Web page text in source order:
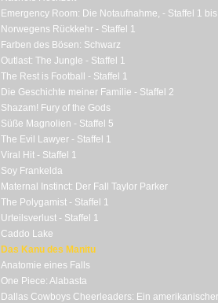
Emergency Room: Die Notaufnahme, - Staffel 1
Norwegens Rückkehr - Staffel 1
Farben des Bösen: Schwarz
Outlast: The Jungle - Staffel 1
The Rest is Football - Staffel 1
Die Geschichte meiner Familie - Staffel 2
Shazam! Fury of the Gods
Süße Magnolien - Staffel 5
The Evil Lawyer - Staffel 1
Viral Hit - Staffel 1
Soy Frankelda
Maternal Instinct: Der Fall Taylor Parker
The Polygamist - Staffel 1
Urteilsverlust - Staffel 1
Caddo Lake
Das Kanu des Manitu
Anatomie eines Falls
One Piece: Alabasta
Dallas Cowboys Cheerleaders: Ein